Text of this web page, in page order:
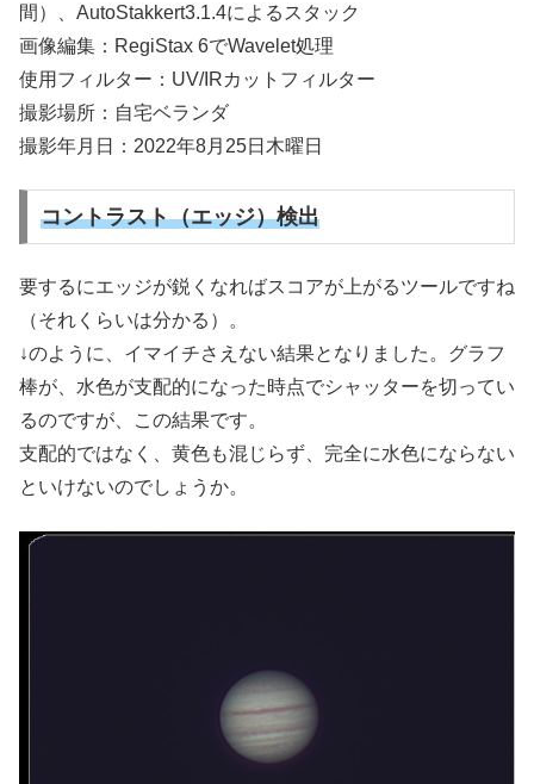
間）、AutoStakkert3.1.4によるスタック
画像編集：RegiStax 6でWavelet処理
使用フィルター：UV/IRカットフィルター
撮影場所：自宅ベランダ
撮影年月日：2022年8月25日木曜日
コントラスト（エッジ）検出
要するにエッジが鋭くなればスコアが上がるツールですね
（それくらいは分かる）。
↓のように、イマイチさえない結果となりました。グラフ
棒が、水色が支配的になった時点でシャッターを切ってい
るのですが、この結果です。
支配的ではなく、黄色も混じらず、完全に水色にならない
といけないのでしょうか。